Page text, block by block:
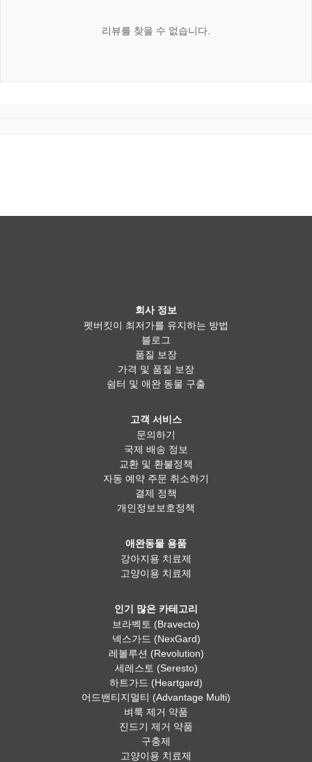
리뷰를 찾을 수 없습니다.
회사 정보
펫버킷이 최저가를 유지하는 방법
블로그
품질 보장
가격 및 품질 보장
쉼터 및 애완 동물 구출
고객 서비스
문의하기
국제 배송 정보
교환 및 환불정책
자동 예약 주문 취소하기
결제 정책
개인정보보호정책
애완동물 용품
강아지용 치료제
고양이용 치료제
인기 많은 카테고리
브라벡토 (Bravecto)
넥스가드 (NexGard)
레볼루션 (Revolution)
세레스토 (Seresto)
하트가드 (Heartgard)
어드밴티지멀티 (Advantage Multi)
벼룩 제거 약품
진드기 제거 약품
구충제
고양이용 치료제